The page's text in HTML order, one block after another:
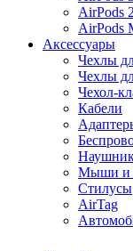
AirPods
AirPods
Аксессуары
Чехлы
Чехлы
Чехол-
Кабели
Мыши и
Стилусы
AirTag